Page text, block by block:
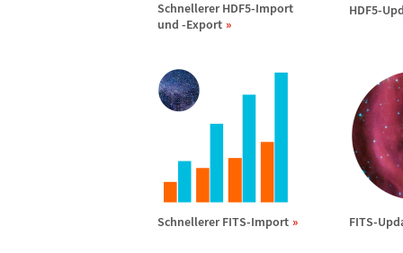
Schnellerer HDF5-Import
und -Export
HDF5-
Schnellerer FITS-Import FITS-